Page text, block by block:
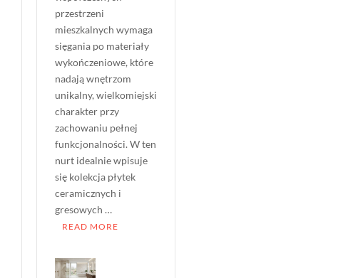
przestrzeni
mieszkalnych wymaga
sięgania po materiały
wykończeniowe, które
nadają wnętrzom
unikalny, wielkomiejski
charakter przy
zachowaniu pełnej
funkcjonalności. W ten
nurt idealnie wpisuje
się kolekcja płytek
ceramicznych i
gresowych …
READ MORE